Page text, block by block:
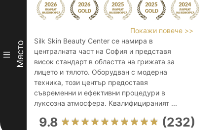
III Място
Покажи повече >>
Silk Skin Beauty Center се намира в
централната част на София и представя
висок стандарт в областта на грижата за
лицето и тялото. Оборудван с модерна
техника, този център предоставя
съвременни и ефективни процедури в
луксозна атмосфера. Квалифицираният ...
9.8 (232)